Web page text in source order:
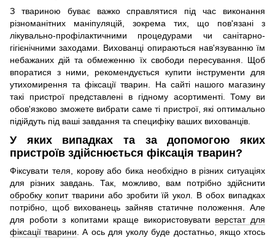
З твариною буває важко справлятися під час виконання
різноманітних маніпуляцій, зокрема тих, що пов'язані з
лікувально-профілактичними процедурами чи санітарно-
гігієнічними заходами. Вихованці опираються нав'язуванню їм
небажаних дій та обмеженню їх свободи пересування. Щоб
впоратися з ними, рекомендується купити інструменти для
утихомирення та фіксації тварин. На сайті нашого магазину
такі пристрої представлені в гідному асортименті. Тому ви
обов'язково зможете вибрати саме ті пристрої, які оптимально
підійдуть під ваші завдання та специфіку ваших вихованців.
У яких випадках та за допомогою яких
пристроїв здійснюється фіксація тварин?
Фіксувати теля, корову або бика необхідно в різних ситуаціях
для різних завдань. Так, можливо, вам потрібно здійснити
обробку копит тварини або зробити їй укол. В обох випадках
потрібно, щоб вихованець зайняв статичне положення. Але
для роботи з копитами краще використовувати верстат для
фіксації тварини. А ось для уколу буде достатньо, якщо хтось